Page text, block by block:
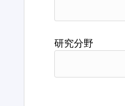
研究分野